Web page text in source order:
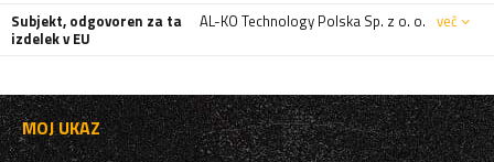
Subjekt, odgovoren za ta
izdelek v EU
AL-KO Technology Polska Sp. z o. o. več
MOJ UKAZ